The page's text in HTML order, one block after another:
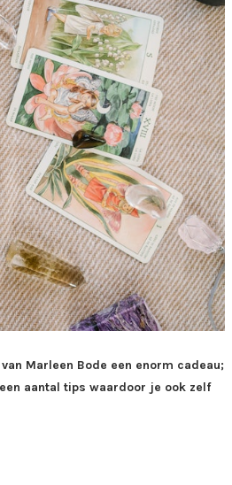
Marleen Bode een enorm cadeau;
aantal tips waardoor je ook zelf